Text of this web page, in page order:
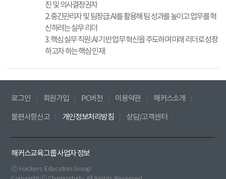
진 및 의사결정권자
2. 중간관리자 및 팀장급: AI를 활용해 팀 성과를 높이고 업무를 혁
신하려는 실무 리더
3. 핵심 실무 직원: AI 기반 업무 혁신을 주도하며 미래 리더로 성장
하고자 하는 핵심 인재
로그인 회원가입 PC버전 이용약관 해커스소개
불편사항신고 개인정보처리방침 상담/고객센터
해커스교육그룹 사업자 정보
ⓒ Hackers Education Group